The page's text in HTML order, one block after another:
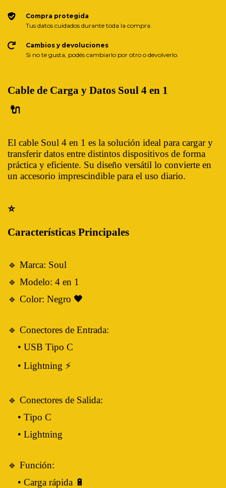
Compra protegida
Tus datos cuidados durante toda la compra.
Cambios y devoluciones
Si no te gusta, podés cambiarlo por otro o devolverlo.
Cable de Carga y Datos Soul 4 en 1
🔌
El cable Soul 4 en 1 es la solución ideal para cargar y
transferir datos entre distintos dispositivos de forma
práctica y eficiente. Su diseño versátil lo convierte en
un accesorio imprescindible para el uso diario.
⭐
Características Principales
🔹 Marca: Soul
🔹 Modelo: 4 en 1
🔹 Color: Negro 🖤
🔹 Conectores de Entrada:
• USB Tipo C
• Lightning ⚡
🔹 Conectores de Salida:
• Tipo C
• Lightning
🔹 Función:
• Carga rápida 🔋